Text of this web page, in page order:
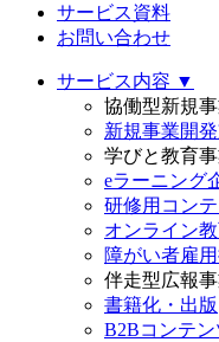
サービス資料
お問い合わせ
サービス内容 ▼
協働型新規
新規事業開
学びと教育
eラーニング
研修用コン
オンライン教
障がい者雇
伴走型広報
書籍化・出版
B2Bコンテ